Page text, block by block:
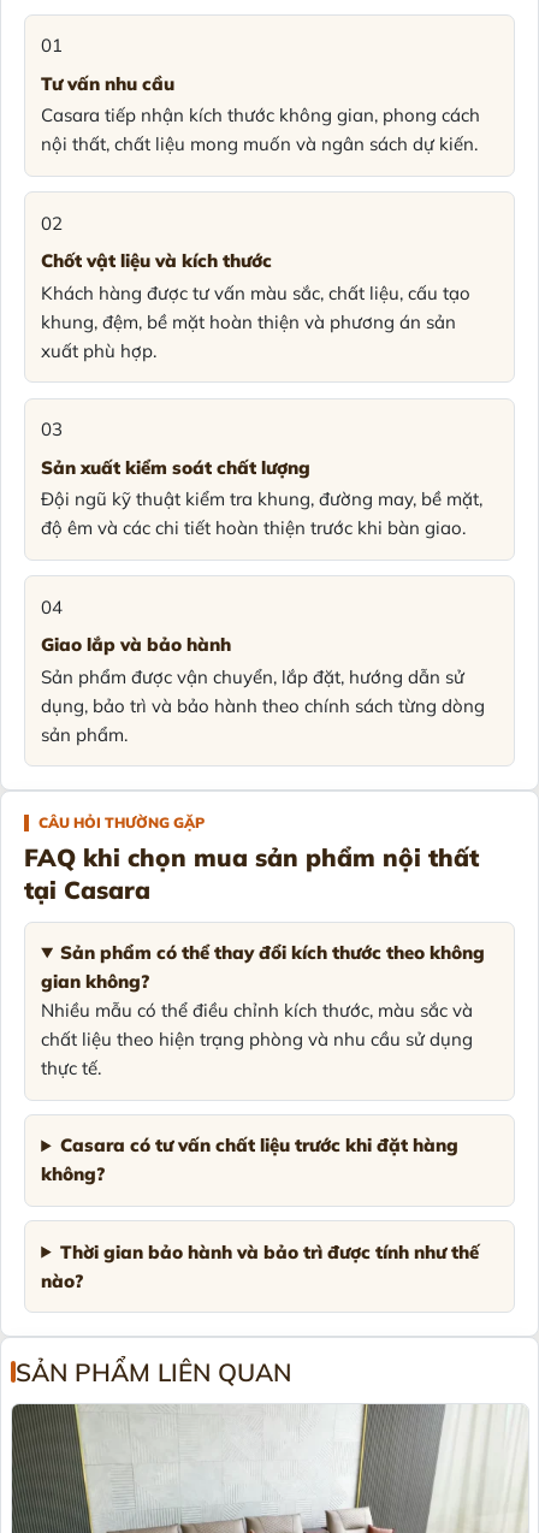
01
Tư vấn nhu cầu
Casara tiếp nhận kích thước không gian, phong cách
nội thất, chất liệu mong muốn và ngân sách dự kiến.
02
Chốt vật liệu và kích thước
Khách hàng được tư vấn màu sắc, chất liệu, cấu tạo
khung, đệm, bề mặt hoàn thiện và phương án sản
xuất phù hợp.
03
Sản xuất kiểm soát chất lượng
Đội ngũ kỹ thuật kiểm tra khung, đường may, bề mặt,
độ êm và các chi tiết hoàn thiện trước khi bàn giao.
04
Giao lắp và bảo hành
Sản phẩm được vận chuyển, lắp đặt, hướng dẫn sử
dụng, bảo trì và bảo hành theo chính sách từng dòng
sản phẩm.
CÂU HỎI THƯỜNG GẶP
FAQ khi chọn mua sản phẩm nội thất
tại Casara
Sản phẩm có thể thay đổi kích thước theo không
gian không?
Nhiều mẫu có thể điều chỉnh kích thước, màu sắc và
chất liệu theo hiện trạng phòng và nhu cầu sử dụng
thực tế.
Casara có tư vấn chất liệu trước khi đặt hàng
không?
Thời gian bảo hành và bảo trì được tính như thế
nào?
SẢN PHẨM LIÊN QUAN